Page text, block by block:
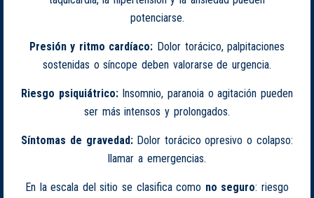
potenciarse.
Presión y ritmo cardíaco: Dolor torácico, palpitaciones
sostenidas o síncope deben valorarse de urgencia.
Riesgo psiquiátrico:Insomnio, paranoia o agitación pueden
ser más intensos y prolongados.
Síntomas de gravedad:Dolor torácico opresivo o colapso:
llamar a emergencias.
En la escala del sitio se clasifica como no seguro: riesgo